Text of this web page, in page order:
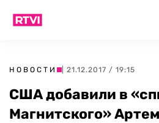
НОВОСТИ | 21.12.2017 / 19:15
США добавили в
Магнитского»